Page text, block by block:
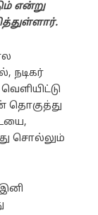
என்று
நடிகர்
தொகுத்து
சொல்லும்